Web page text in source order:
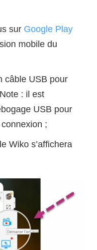
sur Google Play
mobile du
câble USB pour
: il est
USB pour
;
Wiko s’affichera